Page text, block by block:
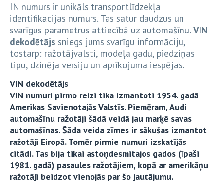
IN numurs ir unikāls transportlīdzekļa
identifikācijas numurs. Tas satur daudzus un
svarīgus parametrus attiecībā uz automašīnu. VIN
dekodētājs sniegs jums svarīgu informāciju,
tostarp: ražotājvalsti, modeļa gadu, piedziņas
tipu, dzinēja versiju un aprīkojuma iespējas.
VIN dekodētājs
VIN numuri pirmo reizi tika izmantoti 1954. gadā
Amerikas Savienotajās Valstīs. Piemēram, Audi
automašīnu ražotāji šādā veidā jau marķē savas
automašīnas. Šāda veida zīmes ir sākušas izmantot
ražotāji Eiropā. Tomēr pirmie numuri izskatījās
citādi. Tas bija tikai astoņdesmitajos gados (īpaši
1981. gadā) pasaules ražotājiem, kopā ar amerikāņu
ražotāji beidzot vienojās par šo jautājumu.